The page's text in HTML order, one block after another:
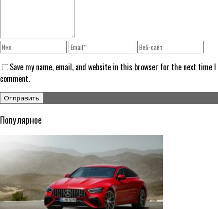
Save my name, email, and website in this browser for the next time I
comment.
Популярное